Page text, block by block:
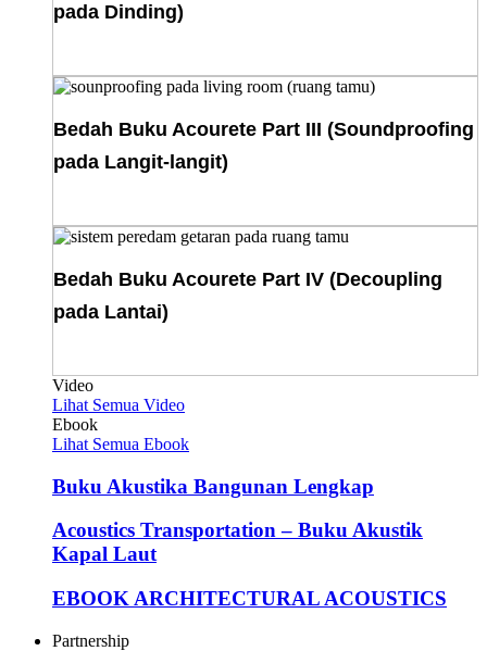
pada Dinding)
Bedah Buku Acourete Part III (Soundproofing
pada Langit-langit)
Bedah Buku Acourete Part IV (Decoupling
pada Lantai)
Video
Lihat Semua Video
Ebook
Lihat Semua Ebook
Buku Akustika Bangunan Lengkap
Acoustics Transportation – Buku Akustik
Kapal Laut
EBOOK ARCHITECTURAL ACOUSTICS
Partnership